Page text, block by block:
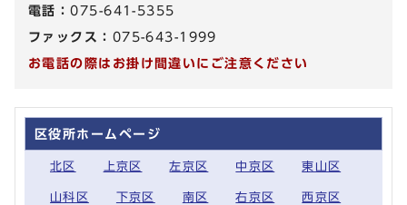
電話：075-641-5355
ファックス： 075-643-1999
お電話の際はお掛け間違いにご注意ください
区役所ホームページ
北区 上京区 左京区 中京区 東山区
山科区 下京区 南区 右京区 西京区